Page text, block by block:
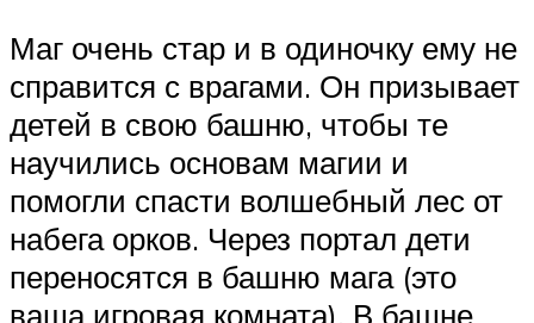
Маг очень стар и в одиночку ему не
справится с врагами. Он призывает
детей в свою башню, чтобы те
научились основам магии и
помогли спасти волшебный лес от
набега орков. Через портал дети
переносятся в башню мага (это
ваша игровая комната). В башне